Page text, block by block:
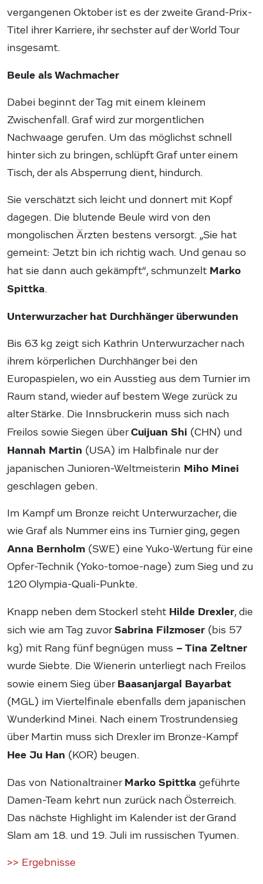
vergangenen Oktober ist es der zweite Grand-Prix-
Titel ihrer Karriere, ihr sechster auf der World Tour
insgesamt.
Beule als Wachmacher
Dabei beginnt der Tag mit einem kleinem
Zwischenfall. Graf wird zur morgentlichen
Nachwaage gerufen. Um das möglichst schnell
hinter sich zu bringen, schlüpft Graf unter einem
Tisch, der als Absperrung dient, hindurch.
Sie verschätzt sich leicht und donnert mit Kopf
dagegen. Die blutende Beule wird von den
mongolischen Ärzten bestens versorgt. „Sie hat
gemeint: Jetzt bin ich richtig wach. Und genau so
hat sie dann auch gekämpft“, schmunzelt Marko
Spittka.
Unterwurzacher hat Durchhänger überwunden
Bis 63 kg zeigt sich Kathrin Unterwurzacher nach
ihrem körperlichen Durchhänger bei den
Europaspielen, wo ein Ausstieg aus dem Turnier im
Raum stand, wieder auf bestem Wege zurück zu
alter Stärke. Die Innsbruckerin muss sich nach
Freilos sowie Siegen überCuijuan Shi (CHN) und
Hannah Martin (USA) im Halbfinale nur der
japanischen Junioren-Weltmeisterin Miho Minei
geschlagen geben.
Im Kampf um Bronze reicht Unterwurzacher, die
wie Graf als Nummer eins ins Turnier ging, gegen
Anna Bernholm (SWE) eine Yuko-Wertung für eine
Opfer-Technik (Yoko-tomoe-nage) zum Sieg und zu
120 Olympia-Quali-Punkte.
Knapp neben dem Stockerl steht Hilde Drexler, die
sich wie am Tag zuvorSabrina Filzmoser (bis 57
kg) mit Rang fünf begnügen muss – Tina Zeltner
wurde Siebte. Die Wienerin unterliegt nach Freilos
sowie einem Sieg überBaasanjargal Bayarbat
(MGL) im Viertelfinale ebenfalls dem japanischen
Wunderkind Minei. Nach einem Trostrundensieg
über Martin muss sich Drexler im Bronze-Kampf
Hee Ju Han (KOR) beugen.
Das von NationaltrainerMarko Spittka geführte
Damen-Team kehrt nun zurück nach Österreich.
Das nächste Highlight im Kalender ist der Grand
Slam am 18. und 19. Juli im russischen Tyumen.
>> Ergebnisse